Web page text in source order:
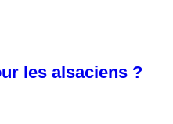
les alsaciens ?